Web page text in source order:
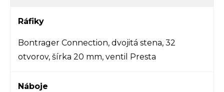
Ráfiky
Bontrager Connection, dvojitá stena, 32
otvorov, šírka 20 mm, ventil Presta
Náboje